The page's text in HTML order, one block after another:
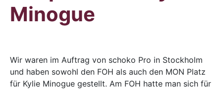
Minogue
Wir waren im Auftrag von schoko Pro in Stockholm
und haben sowohl den FOH als auch den MON Platz
für Kylie Minogue gestellt. Am FOH hatte man sich für